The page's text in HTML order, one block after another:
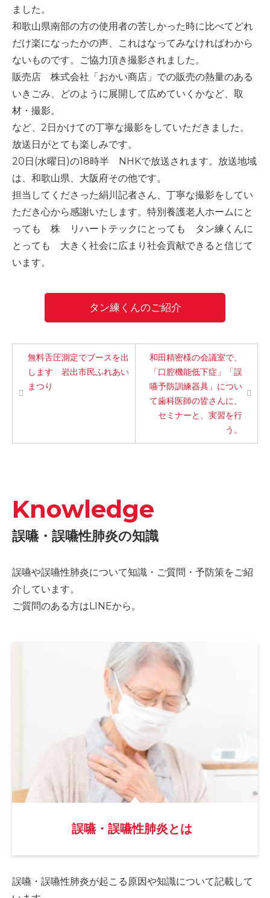
ました。
和歌山県南部の方の使用者の苦しかった時に比べてどれ
だけ楽になったかの声、これはなってみなければわから
ないものです。ご協力頂き撮影されました。
販売店 株式会社「おかい商店」での販売の熱量のある
いきごみ、どのように展開して広めていくかなど、取
材・撮影。
など、2日かけての丁寧な撮影をしていただきました。
放送日がとても楽しみです。
20日(水曜日)の18時半 NHKで放送されます。放送地域
は、和歌山県、大阪府その他です。
担当してくださった絹川記者さん、丁寧な撮影をしてい
ただき心から感謝いたします。特別養護老人ホームにと
っても 株 リハートテックにとっても タン練くんに
とっても 大きく社会に広まり社会貢献できると信じて
います。
タン練くんのご紹介
無料舌圧測定でブースを出
します 岩出市民ふれあい
まつり
和田精密様の会議室で、
「口腔機能低下症」「誤
嚥予防訓練器具」につい
て歯科医師の皆さんに、
セミナーと、実習を行
う。
Knowledge
誤嚥・誤嚥性肺炎の知識
誤嚥や誤嚥性肺炎について知識・ご質問・予防策をご紹
介しています。
ご質問のある方はLINEから。
誤嚥・誤嚥性肺炎とは
誤嚥・誤嚥性肺炎が起こる原因や知識について記載して